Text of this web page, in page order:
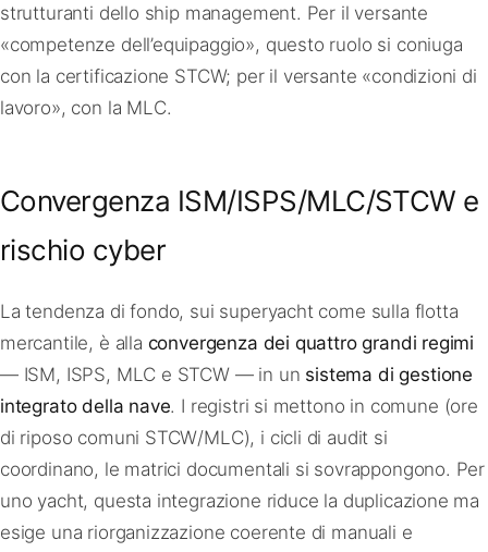
strutturanti dello ship management. Per il versante
«competenze dell’equipaggio», questo ruolo si coniuga
con la certificazione STCW; per il versante «condizioni di
lavoro», con la MLC.
Convergenza ISM/ISPS/MLC/STCW e
rischio cyber
La tendenza di fondo, sui superyacht come sulla flotta
mercantile, è alla convergenza dei quattro grandi regimi
— ISM, ISPS, MLC e STCW — in un sistema di gestione
integrato della nave. I registri si mettono in comune (ore
di riposo comuni STCW/MLC), i cicli di audit si
coordinano, le matrici documentali si sovrappongono. Per
uno yacht, questa integrazione riduce la duplicazione ma
esige una riorganizzazione coerente di manuali e